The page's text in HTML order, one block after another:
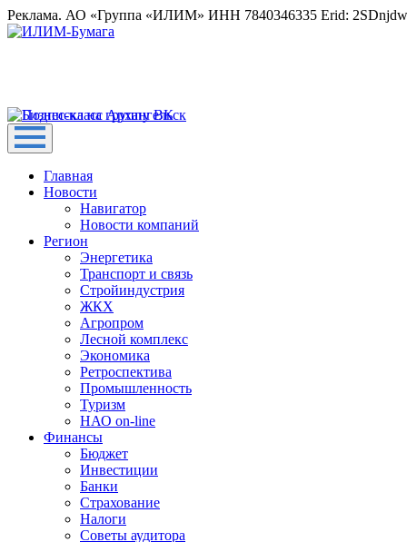
Реклама. АО «Группа «ИЛИМ» ИНН 7840346335 Erid:
Главная
Новости
Навигатор
Новости компаний
Регион
Энергетика
Транспорт и связь
Стройиндустрия
ЖКХ
Агропром
Лесной комплекс
Экономика
Ретроспектива
Промышленность
Туризм
НАО on-line
Финансы
Бюджет
Инвестиции
Банки
Страхование
Налоги
Советы аудитора